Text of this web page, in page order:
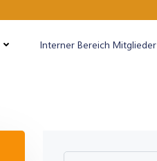
Interner Bereich Mitglieder